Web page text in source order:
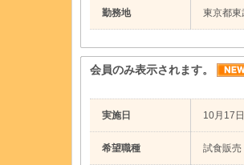
勤務地 東京都
会員のみ表示されます。
実施日 10月17
希望職種 試食販売